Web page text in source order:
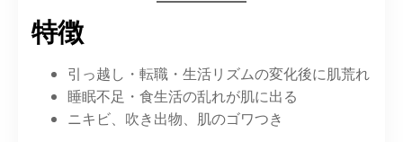
特徴
引っ越し・転職・生活リズムの変化後に肌荒れ
睡眠不足・食生活の乱れが肌に出る
ニキビ、吹き出物、肌のゴワつき